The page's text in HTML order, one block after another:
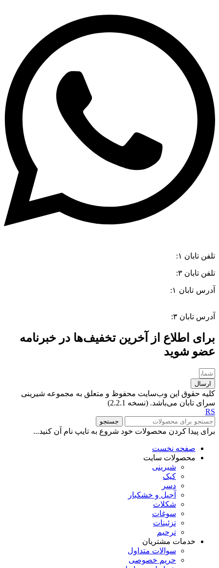
تلفن تابان ۱:
تلفن تابان ۳:
آدرس تابان ۱:
آدرس تابان ۳:
برای اطلاع از آخرین تخفیف‌ها در خبرنامه
عضو شوید
ارسال
کلیه حقوق این وب‌سایت محفوظ و متعلق به مجموعه شیرینی
سرای تابان می‌باشد. (نسخه 2.2.1)
RS
جستجو
برای پیدا کردن محصولات خود شروع به تایپ نام آن کنید...
صفحه نخست
محصولات سایت
شیرینی
کیک
دسر
آجیل و خشکبار
شکلات
سوغات
تزئینات
ترحیم
خدمات مشتریان
سوالات متداول
حریم خصوصی